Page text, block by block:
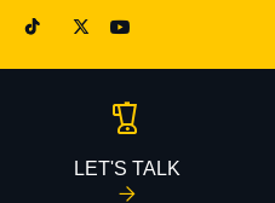
LET'S TALK